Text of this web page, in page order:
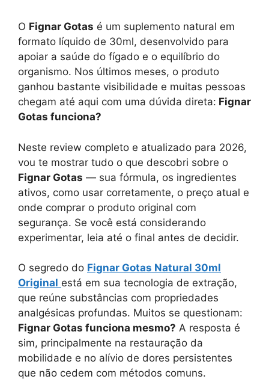
O Fignar Gotas é um suplemento natural em
formato líquido de 30ml, desenvolvido para
apoiar a saúde do fígado e o equilíbrio do
organismo. Nos últimos meses, o produto
ganhou bastante visibilidade e muitas pessoas
chegam até aqui com uma dúvida direta: Fignar
Gotas funciona?
Neste review completo e atualizado para 2026,
vou te mostrar tudo o que descobri sobre o
Fignar Gotas — sua fórmula, os ingredientes
ativos, como usar corretamente, o preço atual e
onde comprar o produto original com
segurança. Se você está considerando
experimentar, leia até o final antes de decidir.
O segredo do Fignar Gotas Natural 30ml
Original está em sua tecnologia de extração,
que reúne substâncias com propriedades
analgésicas profundas. Muitos se questionam:
Fignar Gotas funciona mesmo? A resposta é
sim, principalmente na restauração da
mobilidade e no alívio de dores persistentes
que não cedem com métodos comuns.